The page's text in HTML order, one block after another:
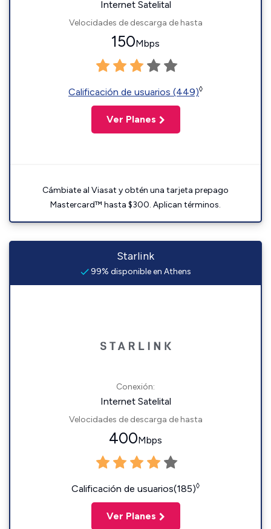
Internet Satelital
Velocidades de descarga de hasta
150Mbps
Calificación de usuarios (449)◊
Ver Planes
Cámbiate al Viasat y obtén una tarjeta prepago
Mastercard™ hasta $300. Aplican términos.
Starlink
99% disponible en Athens
Conexión:
Internet Satelital
Velocidades de descarga de hasta
400Mbps
Calificación de usuarios(185)◊
Ver Planes